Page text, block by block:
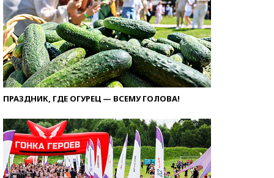
ПРАЗДНИК, ГДЕ ОГУРЕЦ — ВСЕМУ ГОЛОВА!